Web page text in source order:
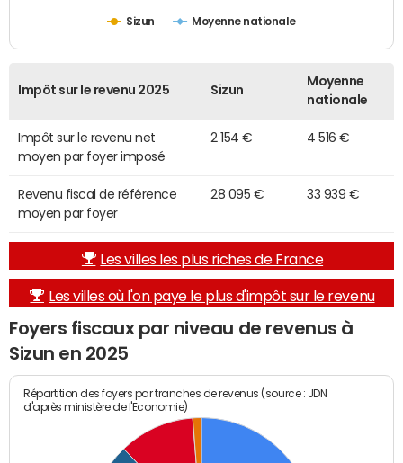
Sizun Moyenne nationale
Impôt sur le revenu 2025 Sizun
Moyenne
nationale
Impôt sur le revenu net
moyen par foyer imposé
2 154 € 4 516 €
Revenu fiscal de référence
moyen par foyer
28 095 € 33 939 €
Les villes les plus riches de France
Les villes où l'on paye le plus d'impôt sur le revenu
Foyers fiscaux par niveau de revenus à
Sizun en 2025
Répartition des foyers par tranches de revenus (source : JDN
d'après ministère de l'Economie)